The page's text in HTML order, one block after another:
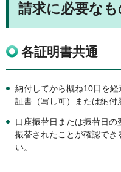
請求に必要なも
各証明書共通
納付してから概ね10日を
証書（写し可）または納付
口座振替日または振替日の
振替されたことが確認でき
い。